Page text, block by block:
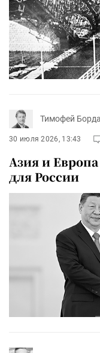
Тимофей
30 июля 2026, 13:43
Азия и
для России